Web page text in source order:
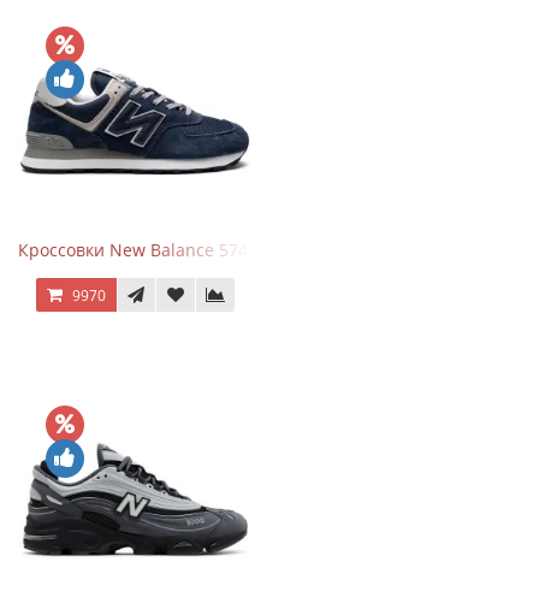
Кроссовки New Balance 574 Navy Blue Grey
9970